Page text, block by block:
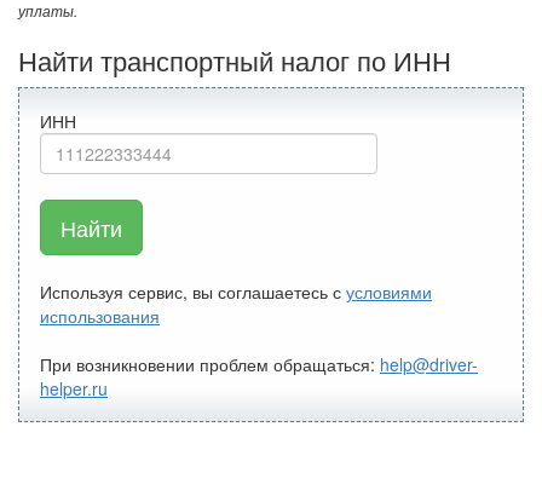
уплаты.
Найти транспортный налог по ИНН
ИНН
Найти
Используя сервис, вы соглашаетесь с условиями
использования
При возникновении проблем обращаться: help@driver-
helper.ru